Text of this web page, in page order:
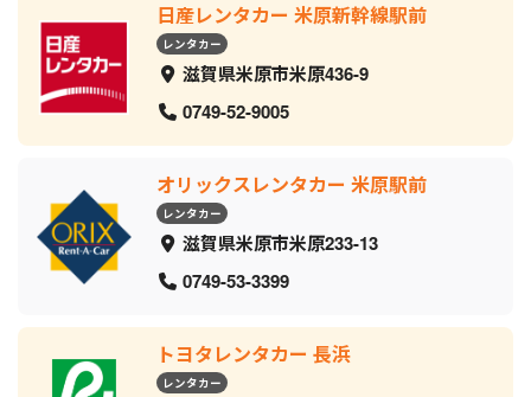
日産レンタカー 米原新幹線駅前
レンタカー
滋賀県米原市米原436-9
0749-52-9005
オリックスレンタカー 米原駅前
レンタカー
滋賀県米原市米原233-13
0749-53-3399
トヨタレンタカー 長浜
レンタカー